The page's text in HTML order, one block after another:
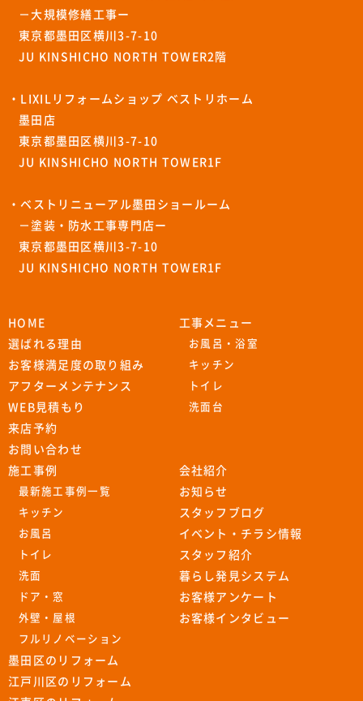
－大規模修繕工事ー
東京都墨田区横川3-7-10
JU KINSHICHO NORTH TOWER2階
・LIXILリフォームショップ ベストリホーム
墨田店
東京都墨田区横川3-7-10
JU KINSHICHO NORTH TOWER1F
・ベストリニューアル墨田ショールーム
－塗装・防水工事専門店ー
東京都墨田区横川3-7-10
JU KINSHICHO NORTH TOWER1F
HOME
選ばれる理由
お客様満足度の取り組み
アフターメンテナンス
WEB見積もり
来店予約
お問い合わせ
工事メニュー
お風呂・浴室
キッチン
トイレ
洗面台
施工事例
最新施工事例一覧
キッチン
お風呂
トイレ
洗面
ドア・窓
外壁・屋根
フルリノベーション
会社紹介
お知らせ
スタッフブログ
イベント・チラシ情報
スタッフ紹介
暮らし発見システム
お客様アンケート
お客様インタビュー
墨田区のリフォーム
江戸川区のリフォーム